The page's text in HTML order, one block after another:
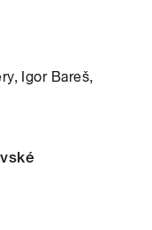
Igor Bareš,